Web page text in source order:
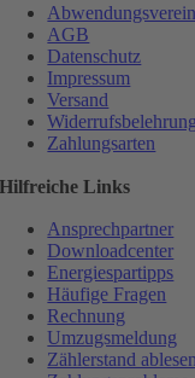
AGB
Datenschutz
Impressum
Versand
Widerrufsbelehrung
Zahlungsarten
Hilfreiche Links
Ansprechpartner
Downloadcenter
Energiespartipps
Häufige Fragen
Rechnung
Umzugsmeldung
Zählerstand ablesen